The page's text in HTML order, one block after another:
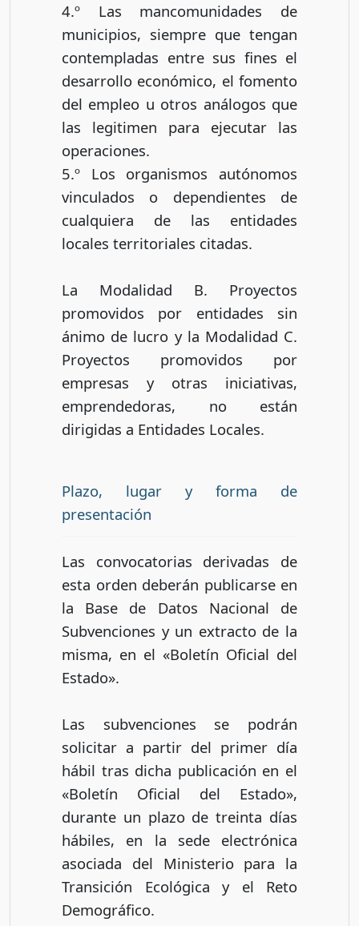
4.º Las mancomunidades de
municipios, siempre que tengan
contempladas entre sus fines el
desarrollo económico, el fomento
del empleo u otros análogos que
las legitimen para ejecutar las
operaciones.
5.º Los organismos autónomos
vinculados o dependientes de
cualquiera de las entidades
locales territoriales citadas.
La Modalidad B. Proyectos
promovidos por entidades sin
ánimo de lucro y la Modalidad C.
Proyectos promovidos por
empresas y otras iniciativas,
emprendedoras, no están
dirigidas a Entidades Locales.
Plazo, lugar y forma de
presentación
Las convocatorias derivadas de
esta orden deberán publicarse en
la Base de Datos Nacional de
Subvenciones y un extracto de la
misma, en el «Boletín Oficial del
Estado».
Las subvenciones se podrán
solicitar a partir del primer día
hábil tras dicha publicación en el
«Boletín Oficial del Estado»,
durante un plazo de treinta días
hábiles, en la sede electrónica
asociada del Ministerio para la
Transición Ecológica y el Reto
Demográfico.